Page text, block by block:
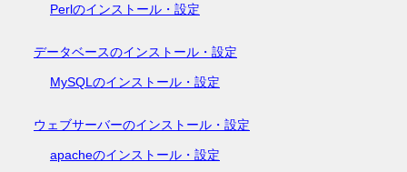
Perlのインストール・設定
データベースのインストール・設定
MySQLのインストール・設定
ウェブサーバーのインストール・設定
apacheのインストール・設定